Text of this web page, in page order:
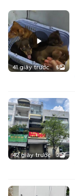
41 giây trước 5
42 giây trước 3